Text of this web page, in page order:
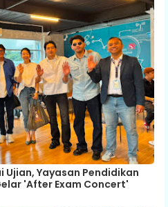
Yayasan Pendidikan
'After Exam Concert'